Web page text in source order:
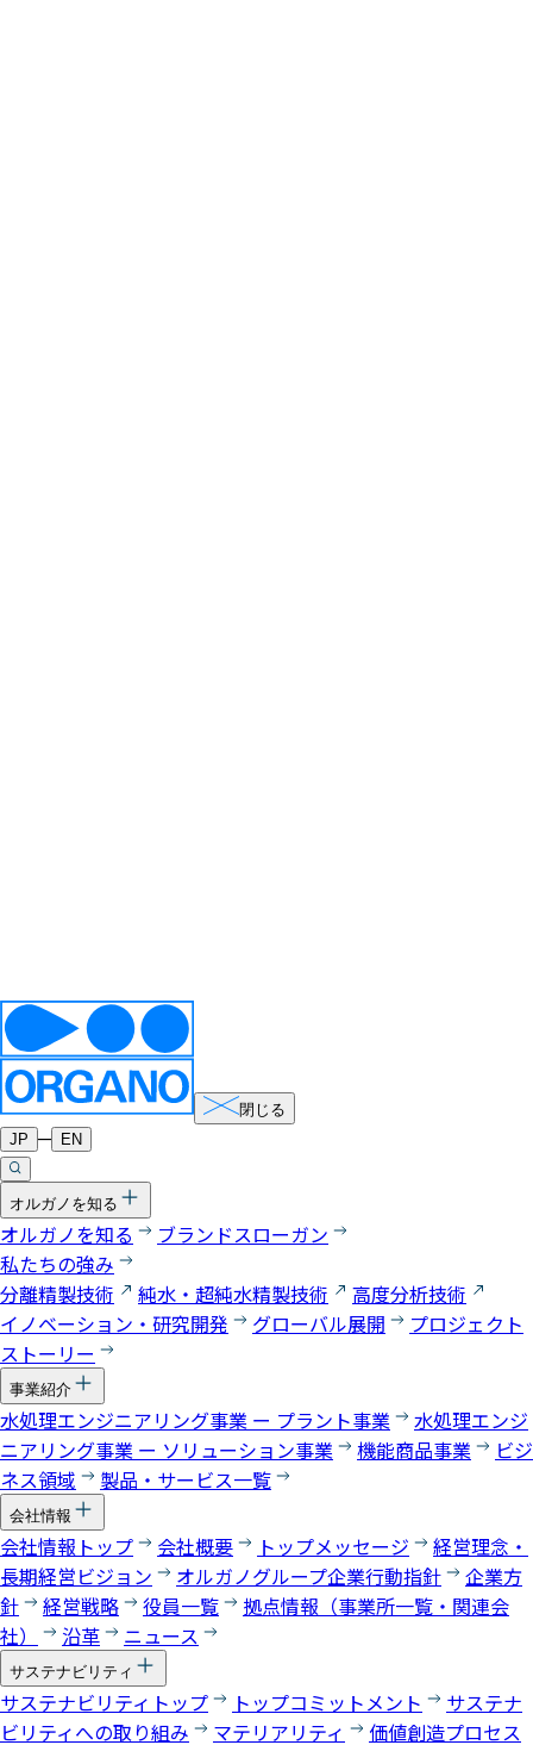
閉じる
JP ─ EN
オルガノを知る
オルガノを知る
ブランドスローガン
私たちの強み
分離精製技術
純水・超純水精製技術
高度分析技術
イノベーション・研究開発
グローバル展開
プロジェクト
ストーリー
事業紹介
水処理エンジニアリング事業 ー プラント事業
水処理エンジ
ニアリング事業 ー ソリューション事業
機能商品事業
ビジ
ネス領域
製品・サービス一覧
会社情報
会社情報トップ 会社概要 トップメッセージ
経営理念・
長期経営ビジョン
オルガノグループ企業行動指針
企業方
針
経営戦略 役員一覧
拠点情報（事業所一覧・関連会
社）
沿革 ニュース
サステナビリティ
サステナビリティトップ トップコミットメント
サステナ
ビリティへの取り組み
マテリアリティ 価値創造プロセス